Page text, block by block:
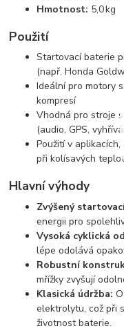
Hmotnost: 5,0 kg
Použití
Startovací baterie
(např. Honda
Ideální pro motory
kompresí
Vhodná pro stroje
(audio, GPS,
Použití v
při kolísavých
Hlavní výhody
Zvýšený
energii pro
Vysoká cyklická
lépe odolává
Robustní
mřížky zvyšují
Klasická údržba:
elektrolytu, což při
životnost baterie.